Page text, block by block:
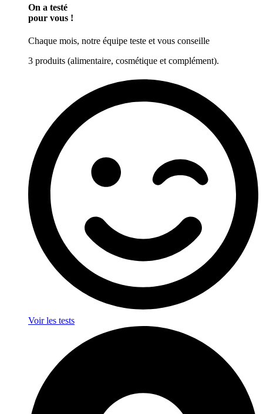
On a testé
pour vous !
Chaque mois, notre équipe teste et vous conseille
3 produits (alimentaire, cosmétique et complément).
Voir les tests